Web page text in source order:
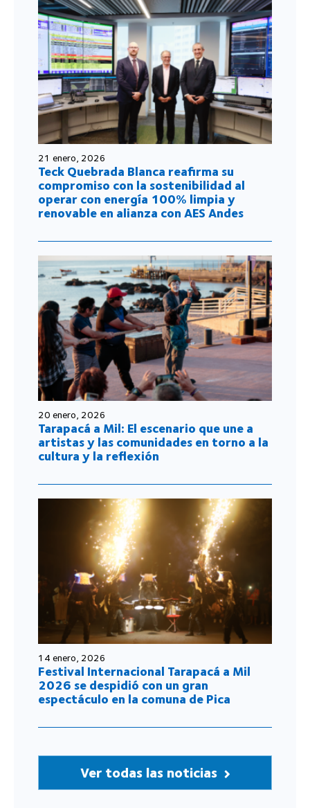
21 enero, 2026
Teck Quebrada Blanca reafirma su
compromiso con la sostenibilidad al
operar con energía 100% limpia y
renovable en alianza con AES Andes
20 enero, 2026
Tarapacá a Mil: El escenario que une a
artistas y las comunidades en torno a la
cultura y la reflexión
14 enero, 2026
Festival Internacional Tarapacá a Mil
2026 se despidió con un gran
espectáculo en la comuna de Pica
Ver todas las noticias